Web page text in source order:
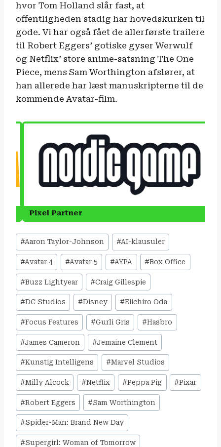
hvor Tom Holland slår fast, at
offentligheden stadig har hovedskurken til
gode. Vi har også fået de allerførste trailere
til Robert Eggers’ gotiske gyser Werwulf
og Netflix’ store anime-satsning The One
Piece, mens Sam Worthington afslører, at
han allerede har læst manuskripterne til de
kommende Avatar-film.
Indlæg-
tags:
#Aaron Taylor-Johnson #AI-klausuler
#Avatar 4 #Avatar 5 #AYPA #Box Office
#Buzz Lightyear #Craig Gillespie
#DC Studios #Disney #Eiichiro Oda
#Focus Features #Gurli Gris #Hasbro
#James Cameron #Jemaine Clement
#Kunstig Intelligens #Marvel Studios
#Milly Alcock #Netflix #Peppa Pig #Pixar
#Robert Eggers #Sam Worthington
#Spider-Man: Brand New Day
#Supergirl: Woman of Tomorrow